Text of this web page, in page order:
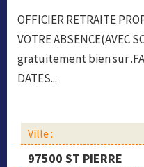
OFFICIER RETRAITE
VOTRE ABSENCE(AVEC
gratuitement bien sur
DATES...
Ville :
97500 ST PIERRE